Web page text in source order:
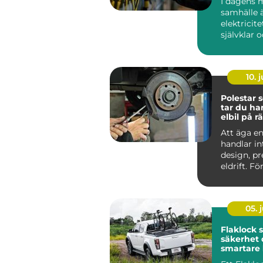
samhälle
självklar
v&ar...
10.
Polestar
tar du
elbil på
Att äga
handlar
design,
eldrift.
05.
Flaklock skydd,
säkerhet
smartare